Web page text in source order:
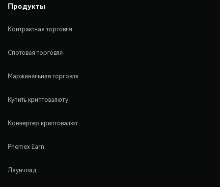
Продукты
Контрактная торговля
Спотовая торговля
Маржинальная торговля
Купить криптовалюту
Конвертер криптовалют
Phemex Earn
Лаунчпад